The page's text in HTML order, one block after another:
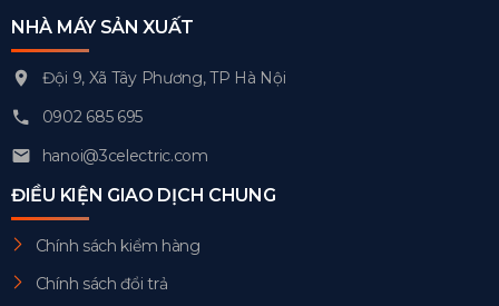
NHÀ MÁY SẢN XUẤT
Đội 9, Xã Tây Phương, TP Hà Nội
0902 685 695
hanoi@3celectric.com
ĐIỀU KIỆN GIAO DỊCH CHUNG
Chính sách kiểm hàng
Chính sách đổi trả